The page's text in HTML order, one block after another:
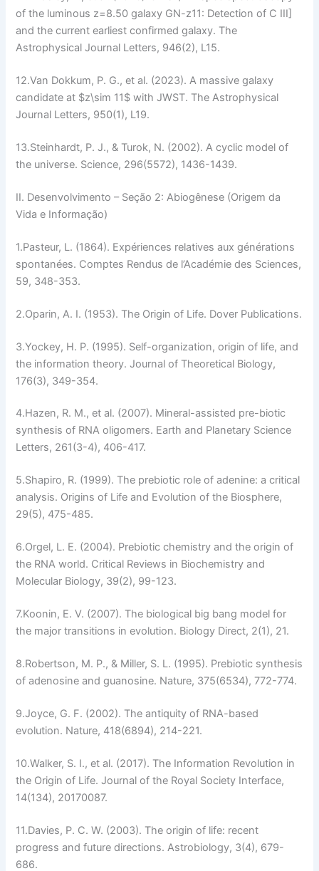
of the luminous z=8.50 galaxy GN-z11: Detection of C III]
and the current earliest confirmed galaxy. The
Astrophysical Journal Letters, 946(2), L15.
12.Van Dokkum, P. G., et al. (2023). A massive galaxy
candidate at $z\sim 11$ with JWST. The Astrophysical
Journal Letters, 950(1), L19.
13.Steinhardt, P. J., & Turok, N. (2002). A cyclic model of
the universe. Science, 296(5572), 1436-1439.
II. Desenvolvimento – Seção 2: Abiogênese (Origem da
Vida e Informação)
1.Pasteur, L. (1864). Expériences relatives aux générations
spontanées. Comptes Rendus de l’Académie des Sciences,
59, 348-353.
2.Oparin, A. I. (1953). The Origin of Life. Dover Publications.
3.Yockey, H. P. (1995). Self-organization, origin of life, and
the information theory. Journal of Theoretical Biology,
176(3), 349-354.
4.Hazen, R. M., et al. (2007). Mineral-assisted pre-biotic
synthesis of RNA oligomers. Earth and Planetary Science
Letters, 261(3-4), 406-417.
5.Shapiro, R. (1999). The prebiotic role of adenine: a critical
analysis. Origins of Life and Evolution of the Biosphere,
29(5), 475-485.
6.Orgel, L. E. (2004). Prebiotic chemistry and the origin of
the RNA world. Critical Reviews in Biochemistry and
Molecular Biology, 39(2), 99-123.
7.Koonin, E. V. (2007). The biological big bang model for
the major transitions in evolution. Biology Direct, 2(1), 21.
8.Robertson, M. P., & Miller, S. L. (1995). Prebiotic synthesis
of adenosine and guanosine. Nature, 375(6534), 772-774.
9.Joyce, G. F. (2002). The antiquity of RNA-based
evolution. Nature, 418(6894), 214-221.
10.Walker, S. I., et al. (2017). The Information Revolution in
the Origin of Life. Journal of the Royal Society Interface,
14(134), 20170087.
11.Davies, P. C. W. (2003). The origin of life: recent
progress and future directions. Astrobiology, 3(4), 679-
686.